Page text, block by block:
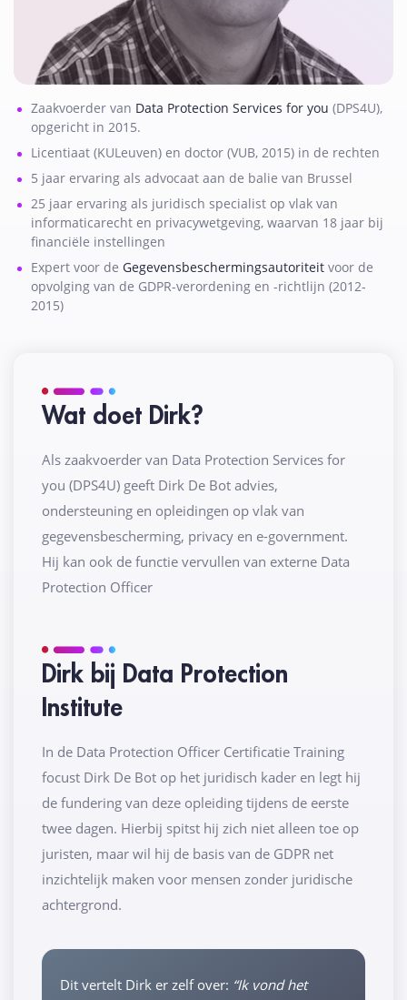
Zaakvoerder van Data Protection Services for you (DPS4U),
opgericht in 2015.
Licentiaat (KULeuven) en doctor (VUB, 2015) in de rechten
5 jaar ervaring als advocaat aan de balie van Brussel
25 jaar ervaring als juridisch specialist op vlak van
informaticarecht en privacywetgeving, waarvan 18 jaar bij
financiële instellingen
Expert voor de Gegevensbeschermingsautoriteit voor de
opvolging van de GDPR-verordening en -richtlijn (2012-
2015)
Wat doet Dirk?
Als zaakvoerder van Data Protection Services for
you (DPS4U) geeft Dirk De Bot advies,
ondersteuning en opleidingen op vlak van
gegevensbescherming, privacy en e-government.
Hij kan ook de functie vervullen van externe Data
Protection Officer
Dirk bij Data Protection
Institute
In de Data Protection Officer Certificatie Training
focust Dirk De Bot op het juridisch kader en legt hij
de fundering van deze opleiding tijdens de eerste
twee dagen. Hierbij spitst hij zich niet alleen toe op
juristen, maar wil hij de basis van de GDPR net
inzichtelijk maken voor mensen zonder juridische
achtergrond.
Dit vertelt Dirk er zelf over: “Ik vond het